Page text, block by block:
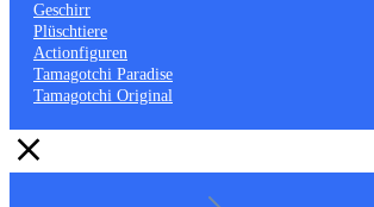
Geschirr
Plüschtiere
Actionfiguren
Tamagotchi Paradise
Tamagotchi Original